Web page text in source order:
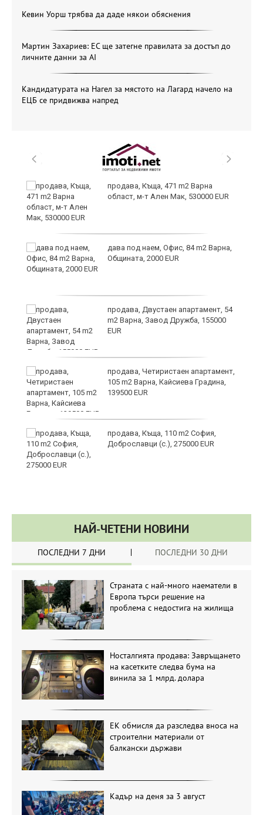
Кевин Уорш трябва да даде някои обяснения
Мартин Захариев: ЕС ще затегне правилата за достъп до
личните данни за AI
Кандидатурата на Нагел за мястото на Лагард начело на
ЕЦБ се придвижва напред
продава, Къща, 471 m2 Варна
област, м-т Ален Мак, 530000 EUR
дава под наем, Офис, 84 m2 Варна,
Общината, 2000 EUR
продава, Двустаен апартамент, 54
m2 Варна, Завод Дружба, 155000
EUR
продава, Четиристаен апартамент,
105 m2 Варна, Кайсиева Градина,
139500 EUR
продава, Къща, 110 m2 София,
Доброславци (с.), 275000 EUR
НАЙ-ЧЕТЕНИ НОВИНИ
ПОСЛЕДНИ 7 ДНИ ПОСЛЕДНИ 30 ДНИ
Страната с най-много наематели в
Европа търси решение на
проблема с недостига на жилища
Носталгията продава: Завръщането
на касетките следва бума на
винила за 1 млрд. долара
ЕК обмисля да разследва вноса на
строителни материали от
балкански държави
Кадър на деня за 3 август